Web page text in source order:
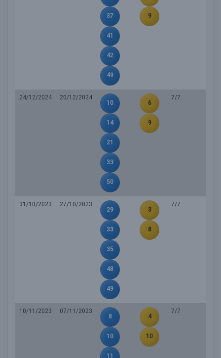
37
41
42
49
9
24/12/2024
20/12/2024
10
14
21
33
50
6
9
7/7
31/10/2023
27/10/2023
29
33
35
48
49
3
8
7/7
10/11/2023
07/11/2023
8
10
11
4
10
7/7